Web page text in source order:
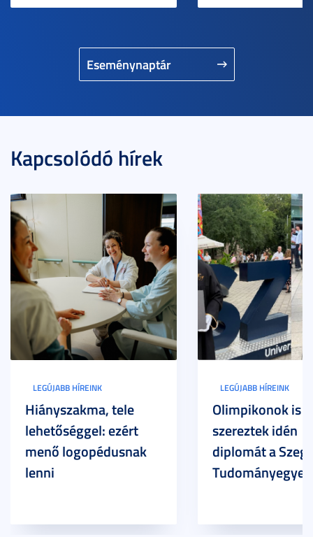
Eseménynaptár
Kapcsolódó hírek
LEGÚJABB HÍREINK
Hiányszakma, tele
lehetőséggel: ezért
menő logopédusnak
lenni
LEGÚJABB HÍREINK
Olimpikonok is
szereztek idén
diplomát a